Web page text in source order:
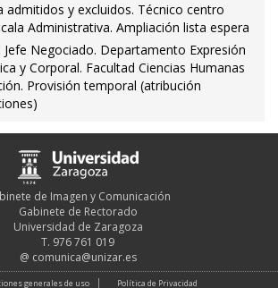
admitidos y excluidos. Técnico centro
Administrativa. Ampliación lista espera
Negociado. Departamento Expresión
y Corporal. Facultad Ciencias Humanas
Provisión temporal (atribución
de Imagen y Comunicación
Gabinete de Rectorado
Universidad de Zaragoza
T. 976 761 019
@ comunica@unizar.es
generales de uso Política de Privacidad